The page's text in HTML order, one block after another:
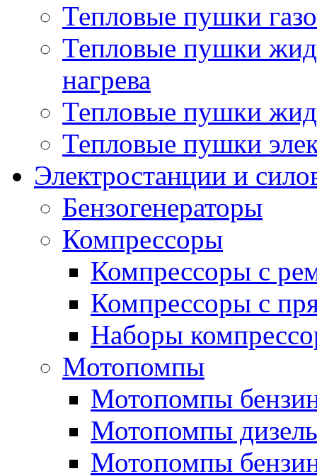
Тепловые пушки
Тепловые пушки
нагрева
Тепловые пушки
Тепловые пушки
Электростанции и
Бензогенераторы
Компрессоры
Компрессоры с
Компрессоры с
Наборы
Мотопомпы
Мотопомпы
Мотопомпы
Мотопомпы